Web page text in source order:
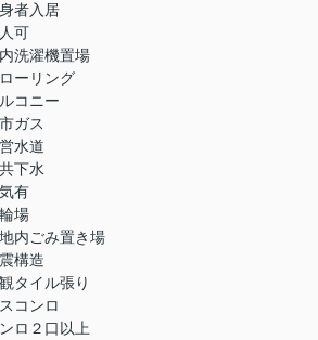
者入居
可
洗濯機置場
ーリング
コニー
ガス
水道
下水
有
場
内ごみ置き場
構造
タイル張り
コンロ
ロ２口以上